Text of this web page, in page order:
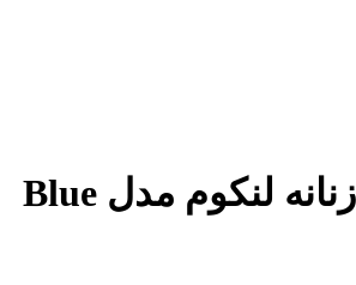
ادو پرفیوم زنانه لنکوم مدل Blue